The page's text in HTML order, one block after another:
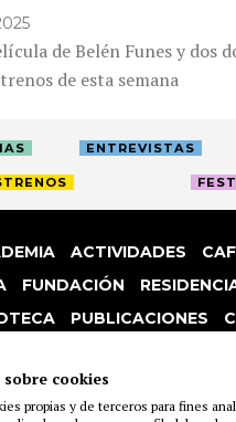
de Belén Funes y dos
de esta semana
ENTREVISTAS
ACTIVIDADES
FUNDACIÓN
PUBLICACIONES
cookies
propias y de terceros para fines